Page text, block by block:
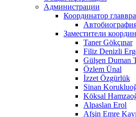
Администрации
Координатор
Заместители
Taner Gökçınar
Filiz Denizli
Gülşen Duman
Özlem Ünal
İzzet Özgürlük
Sinan
Köksal
Alpaslan Erol
Afşin Emre